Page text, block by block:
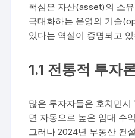
핵심은 자산(asset)의 소
극대화하는 운영의 기술
있다는 역설이 증명되고
1.1 전통적 투자
많은 투자자들은 호치민시
면 자동으로 높은 임대 수
그러나 2024년 부동산 컨